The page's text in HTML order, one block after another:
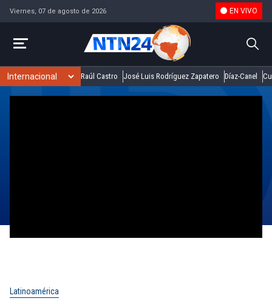
Viernes, 07 de agosto de 2026 EN VIVO
Raúl Castro José Luis Rodríguez Zapatero Díaz-Canel
Latinoamérica